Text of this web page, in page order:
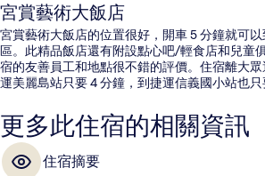
宮賞藝術大飯店
宮賞藝術大飯店的位置很好，開車 5 分鐘就可
區。此精品飯店還有附設點心吧/輕食店和兒童
宿的友善員工和地點很不錯的評價。住宿離大
運美麗島站只要 4 分鐘，到捷運信義國小站也只
更多此住宿的相關資訊
住宿摘要